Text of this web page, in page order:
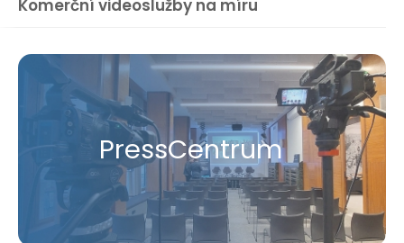
Komerční videoslužby na míru
Press​Centrum